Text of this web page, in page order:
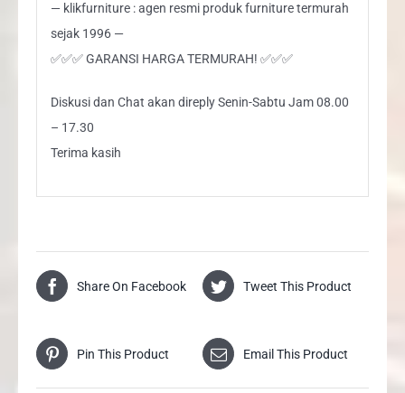
— klikfurniture : agen resmi produk furniture termurah
sejak 1996 —
✅✅✅ GARANSI HARGA TERMURAH! ✅✅✅
Diskusi dan Chat akan direply Senin-Sabtu Jam 08.00
– 17.30
Terima kasih
Share On Facebook Tweet This Product
Pin This Product Email This Product